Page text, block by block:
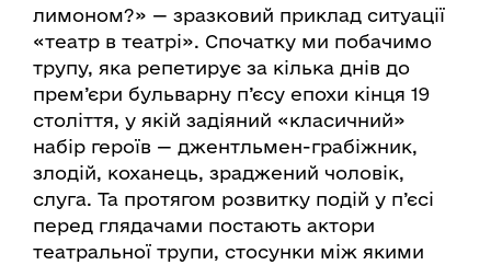
лимоном?» — зразковий приклад ситуації
«театр в театрі». Спочатку ми побачимо
трупу, яка репетирує за кілька днів до
прем’єри бульварну п’єсу епохи кінця 19
століття, у якій задіяний «класичний»
набір героїв — джентльмен-грабіжник,
злодій, коханець, зраджений чоловік,
слуга. Та протягом розвитку подій у п’єсі
перед глядачами постають актори
театральної трупи, стосунки між якими